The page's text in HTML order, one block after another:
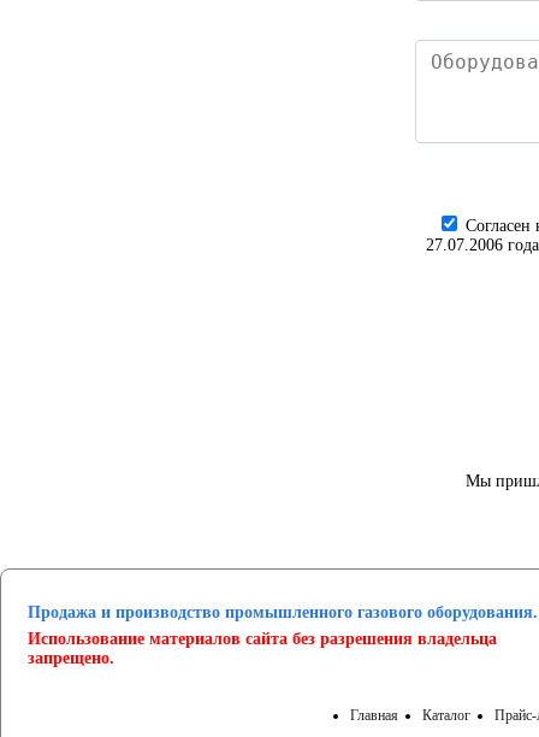
27.07.2006
Мы
Продажа и производство промышленного газового оборудования.
Использование материалов сайта без разрешения владельца
запрещено.
Главная Каталог Прайс-